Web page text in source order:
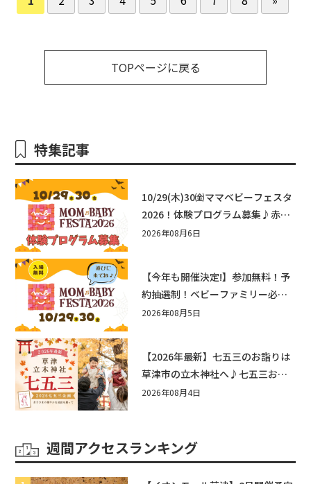
TOPページに戻る
特集記事
10/29(木)30㈮ママベビーフェスタ
2026！体験プログラム募集♪赤ち
ゃん向けイベントに出演しません
2026年08月6日
【今年も開催決定!】参加無料！予
約抽選制！ベビーファミリー必見
☆入場無料☆10/29(木)30(金)ママ
2026年08月5日
【2026年最新】七五三のお詣りは
草津市の立木神社へ♪七五三お祝
い企画をご紹介！
2026年08月4日
週間アクセスランキング